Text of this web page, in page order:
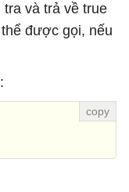
và trả về true
được gọi, nếu